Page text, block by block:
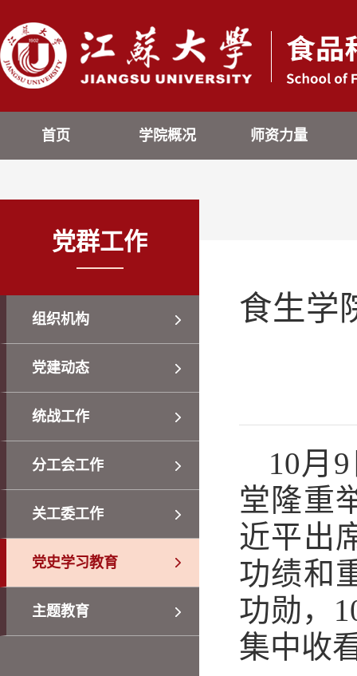
首页 学院概况 师资力量
党群工作
组织机构
党建动态
统战工作
分工会工作
关工委工作
党史学习教育
主题教育
食生学
10月 9
堂隆重
近平出
功绩和
功勋，
集中收